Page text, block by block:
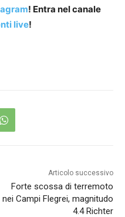
! Entra nel canale
live!
Articolo successivo
Forte scossa di terremoto
nei Campi Flegrei, magnitudo
4.4 Richter